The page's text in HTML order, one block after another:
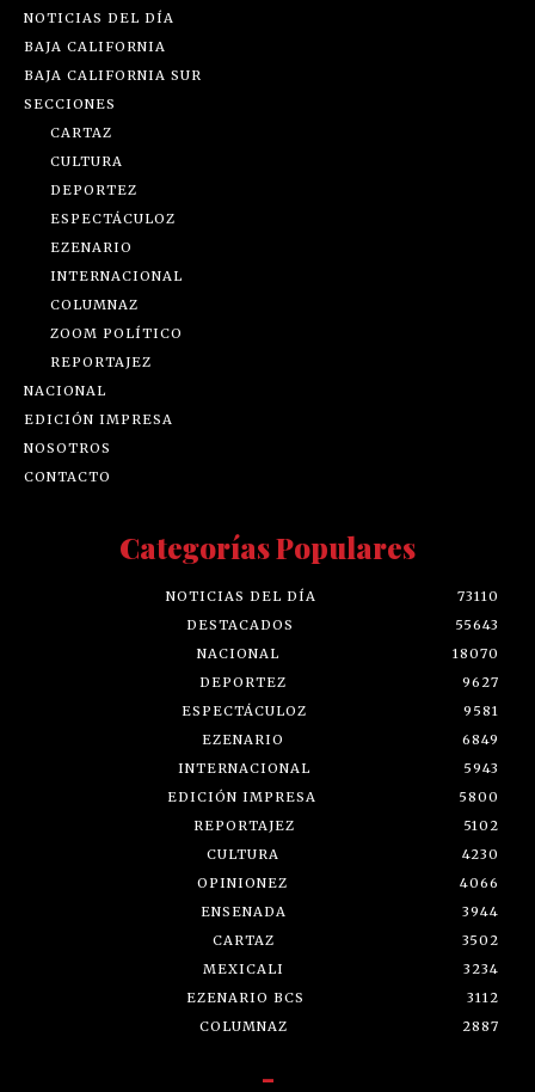
NOTICIAS DEL DÍA
BAJA CALIFORNIA
BAJA CALIFORNIA SUR
SECCIONES
CARTAZ
CULTURA
DEPORTEZ
ESPECTÁCULOZ
EZENARIO
INTERNACIONAL
COLUMNAZ
ZOOM POLÍTICO
REPORTAJEZ
NACIONAL
EDICIÓN IMPRESA
NOSOTROS
CONTACTO
Categorías Populares
NOTICIAS DEL DÍA
73110
DESTACADOS
55643
NACIONAL
18070
DEPORTEZ
9627
ESPECTÁCULOZ
9581
EZENARIO
6849
INTERNACIONAL
5943
EDICIÓN IMPRESA
5800
REPORTAJEZ
5102
CULTURA
4230
OPINIONEZ
4066
ENSENADA
3944
CARTAZ
3502
MEXICALI
3234
EZENARIO BCS
3112
COLUMNAZ
2887
-